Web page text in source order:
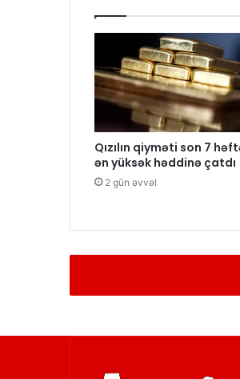
Qızılın qiyməti son 7
ən yüksək həddinə çatdı
2 gün əvvəl